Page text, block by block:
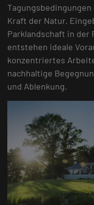
Kraft der Natur.
Parklandschaft in der
entstehen ideale
konzentriertes
nachhaltige
und Ablenkung.